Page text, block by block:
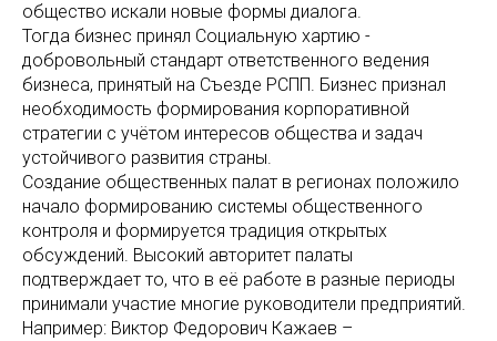
общество искали новые формы диалога.
Тогда бизнес принял Социальную хартию -
добровольный стандарт ответственного ведения
бизнеса, принятый на Съезде РСПП. Бизнес признал
необходимость формирования корпоративной
стратегии с учётом интересов общества и задач
устойчивого развития страны.
Создание общественных палат в регионах положило
начало формированию системы общественного
контроля и формируется традиция открытых
обсуждений. Высокий авторитет палаты
подтверждает то, что в её работе в разные периоды
принимали участие многие руководители предприятий.
Например: Виктор Федорович Кажаев –